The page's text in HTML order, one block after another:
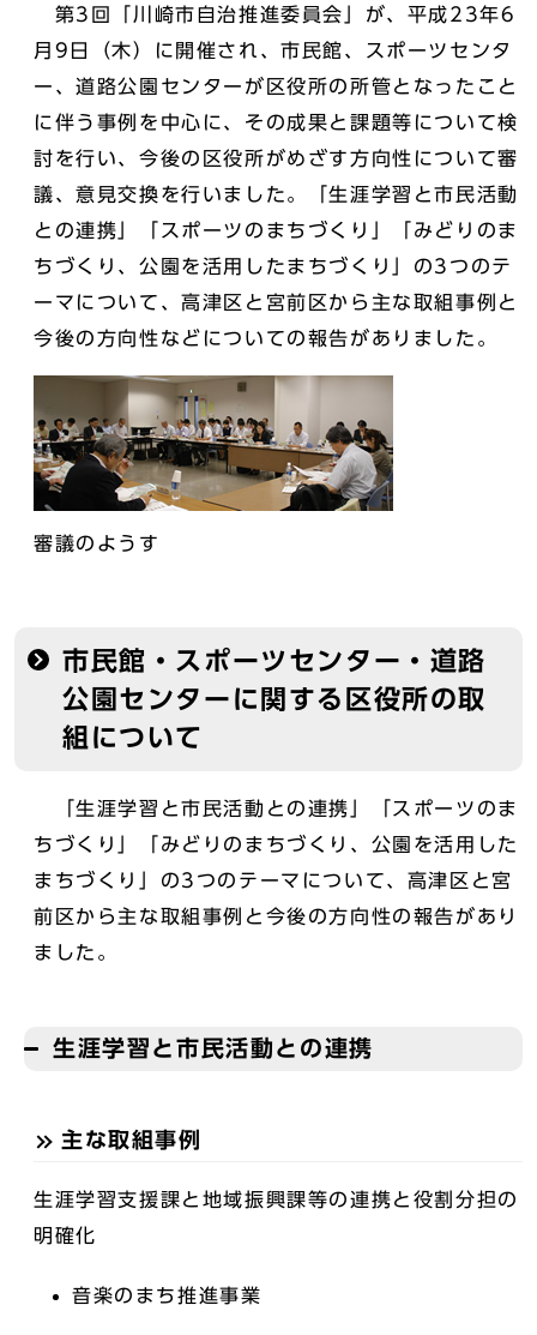
第3回「川崎市自治推進委員会」が、平成23年6
月9日（木）に開催され、市民館、スポーツセンタ
ー、道路公園センターが区役所の所管となったこと
に伴う事例を中心に、その成果と課題等について検
討を行い、今後の区役所がめざす方向性について審
議、意見交換を行いました。「生涯学習と市民活動
との連携」「スポーツのまちづくり」「みどりのま
ちづくり、公園を活用したまちづくり」の3つのテ
ーマについて、高津区と宮前区から主な取組事例と
今後の方向性などについての報告がありました。
審議のようす
市民館・スポーツセンター・道路
公園センターに関する区役所の取
組について
「生涯学習と市民活動との連携」「スポーツのま
ちづくり」「みどりのまちづくり、公園を活用した
まちづくり」の3つのテーマについて、高津区と宮
前区から主な取組事例と今後の方向性の報告があり
ました。
生涯学習と市民活動との連携
主な取組事例
生涯学習支援課と地域振興課等の連携と役割分担の
明確化
音楽のまち推進事業